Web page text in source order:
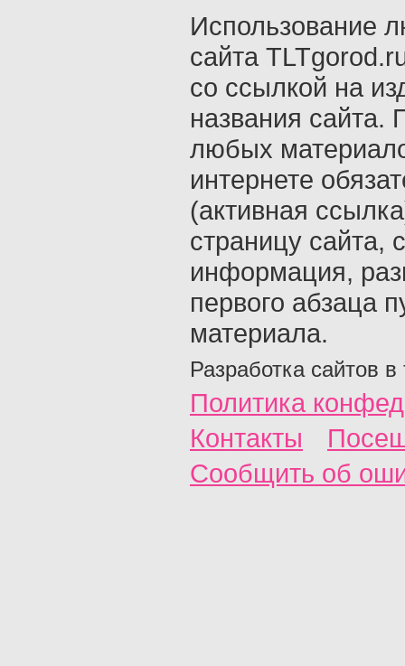
Использование
сайта
со ссылкой на
названия сайта.
любых
интернете
(активная
страницу сайта,
информация,
первого абзаца
материала.
Разработка сайтов в
Политика
Контакты
Сообщить об